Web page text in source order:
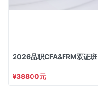
2026品职CFA&FRM双证班
¥38800元